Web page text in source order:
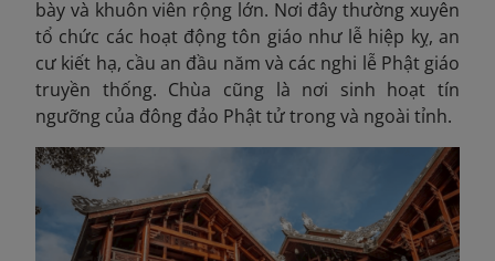
bày và khuôn viên rộng lớn. Nơi đây thường xuyên
tổ chức các hoạt động tôn giáo như lễ hiệp kỵ, an
cư kiết hạ, cầu an đầu năm và các nghi lễ Phật giáo
truyền thống. Chùa cũng là nơi sinh hoạt tín
ngưỡng của đông đảo Phật tử trong và ngoài tỉnh.